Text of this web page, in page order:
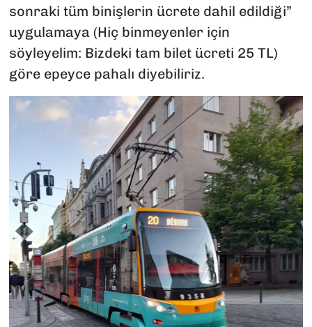
sonraki tüm binişlerin ücrete dahil edildiği”
uygulamaya (Hiç binmeyenler için
söyleyelim: Bizdeki tam bilet ücreti 25 TL)
göre epeyce pahalı diyebiliriz.